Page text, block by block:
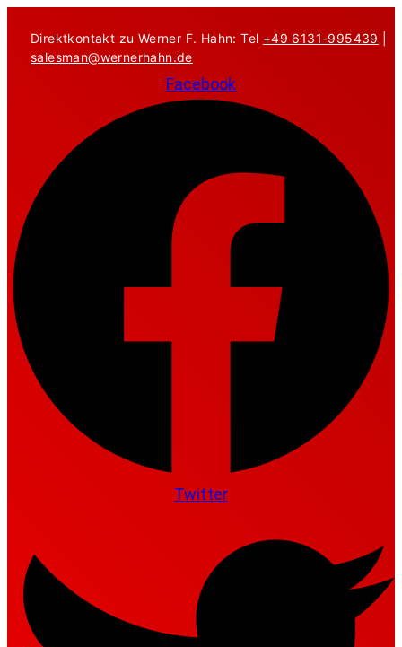
Inhalt
springen
Direktkontakt zu Werner F. Hahn: Tel +49 6131-995439
salesman@wernerhahn.de
Facebook
Twitter